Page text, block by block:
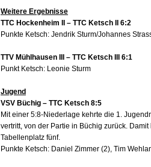
Weitere Ergebnisse
TTC Hockenheim II – TTC Ketsch II 6:2
Punkte Ketsch: Jendrik Sturm/Johannes
TTV Mühlhausen III – TTC Ketsch III 6:1
Punkt Ketsch: Leonie Sturm
Jugend
VSV Büchig – TTC Ketsch 8:5
Mit einer 5:8-Niederlage kehrte die 1.
vertritt, von der Partie in Büchig zurück.
Tabellenplatz fünf.
Punkte Ketsch: Daniel Zimmer (2), Tim